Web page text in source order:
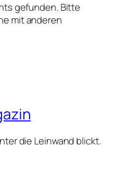
gefunden. Bitte
mit anderen
die Leinwand blickt.